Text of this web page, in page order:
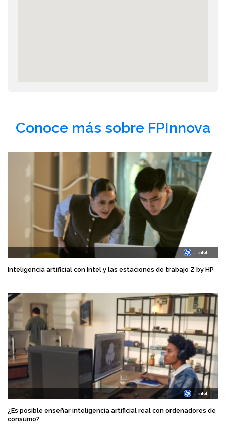
Conoce más sobre FPInnova
Inteligencia artificial con Intel y las estaciones de trabajo Z by HP
¿Es posible enseñar inteligencia artificial real con ordenadores de
consumo?